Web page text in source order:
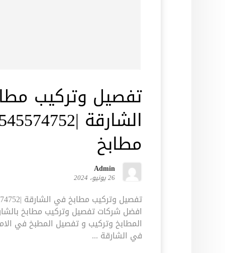
تفصيل وتركيب
مطابخ
Admin
26 يونيو، 2024
افضل شركات تفصيل وتركيب مطابخ
المطابخ وتركيب و تفصيل المطبخ في
في الشارقة ...